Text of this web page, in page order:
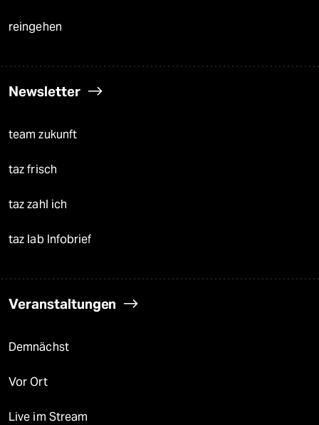
reingehen
Newsletter
team zukunft
taz frisch
taz zahl ich
taz lab Infobrief
Veranstaltungen
Demnächst
Vor Ort
Live im Stream